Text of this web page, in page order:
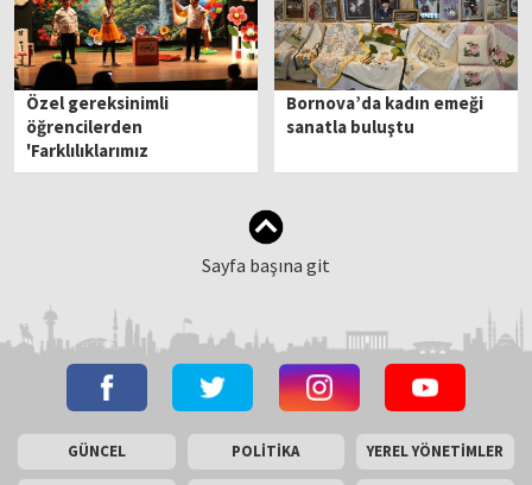
Özel gereksinimli
öğrencilerden
'Farklılıklarımız
Zenginliğimiz' tiyatro
Bornova’da kadın emeği
sanatla buluştu
Sayfa başına git
GÜNCEL POLİTİKA YEREL YÖNETİMLER